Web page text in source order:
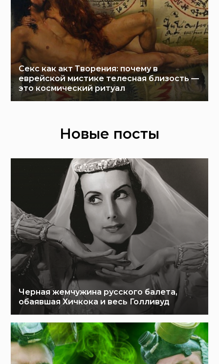
Секс как акт Творения: почему в
еврейской мистике телесная близость —
это космический ритуал
Новые посты
Черная жемчужина русского балета,
обаявшая Хичкока и весь Голливуд